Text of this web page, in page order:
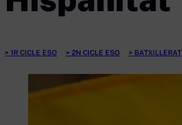
1R CICLE ESO 2N CICLE ESO BATXILLERAT